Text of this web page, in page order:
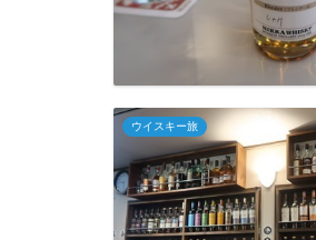
ウイスキー旅